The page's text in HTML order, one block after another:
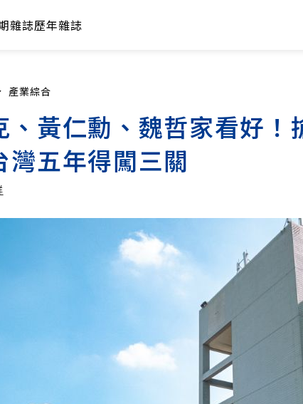
雜誌歷年雜誌
產業綜合
、黃仁勳、魏哲家看好！
灣五年得闖三關
加入追蹤